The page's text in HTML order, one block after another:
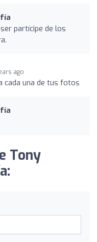
partícipe de los
ago
cada una de tus fotos
Tony